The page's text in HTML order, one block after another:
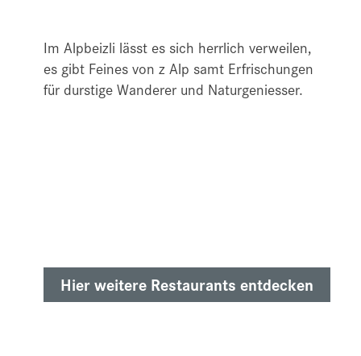
Im Alpbeizli lässt es sich herrlich verweilen,
es gibt Feines von z Alp samt Erfrischungen
für durstige Wanderer und Naturgeniesser.
Hier weitere Restaurants entdecken